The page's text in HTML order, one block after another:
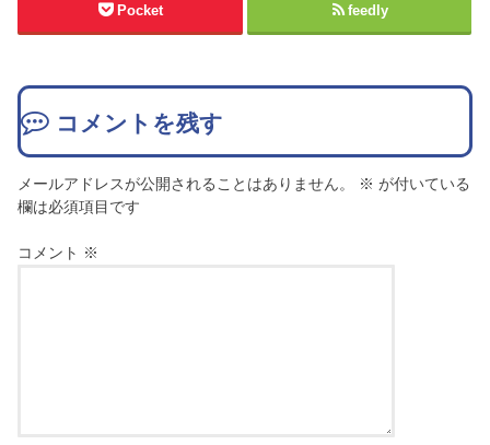
Pocket feedly
コメントを残す
メールアドレスが公開されることはありません。 ※ が付いている
欄は必須項目です
コメント ※